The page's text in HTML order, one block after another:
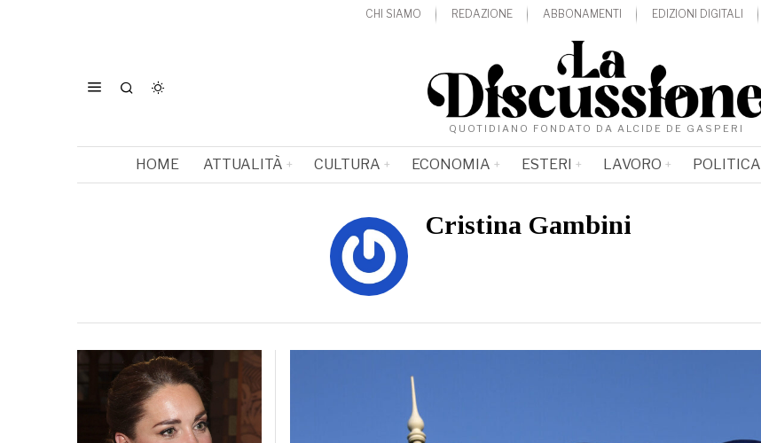
CHI SIAMO REDAZIONE ABBONAMENTI EDIZIONI DIGITALI
QUOTIDIANO FONDATO DA ALCIDE DE GASPERI
HOME ATTUALITÀ CULTURA ECONOMIA ESTERI LAVORO POLITICA
Cristina Gambini